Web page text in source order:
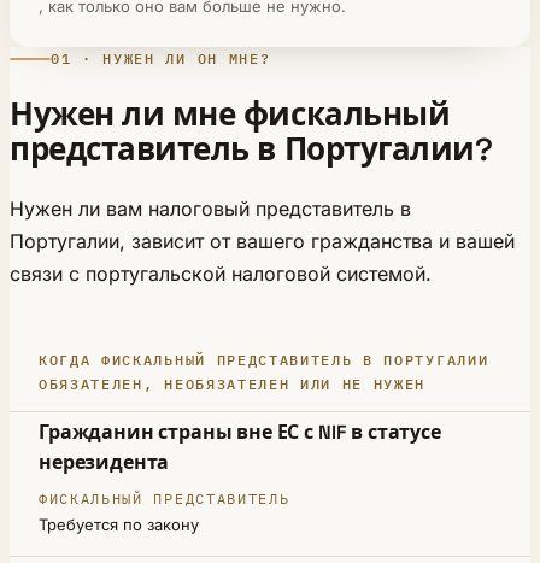
, как только оно вам больше не нужно.
01 · НУЖЕН ЛИ ОН МНЕ?
Нужен ли мне фискальный
представитель в Португалии?
Нужен ли вам налоговый представитель в
Португалии, зависит от вашего гражданства и вашей
связи с португальской налоговой системой.
КОГДА ФИСКАЛЬНЫЙ ПРЕДСТАВИТЕЛЬ В ПОРТУГАЛИИ
ОБЯЗАТЕЛЕН, НЕОБЯЗАТЕЛЕН ИЛИ НЕ НУЖЕН
ВАША СИТУАЦИЯ
ФИСКАЛЬНЫЙ ПРЕДСТАВИТЕЛЬ
Гражданин страны вне ЕС с NIF в статусе
нерезидента
Требуется по закону